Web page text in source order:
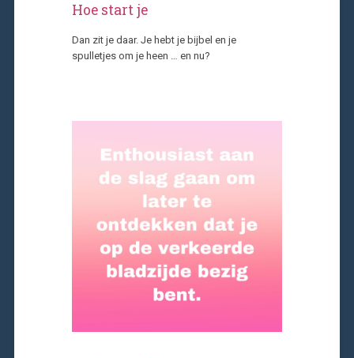
Hoe start je
Dan zit je daar. Je hebt je bijbel en je
spulletjes om je heen … en nu?